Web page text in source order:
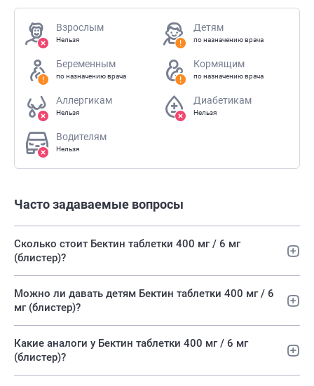
Взрослым
Нельзя
Детям
по назначению врача
Беременным
по назначению врача
Кормящим
по назначению врача
Аллергикам
Нельзя
Диабетикам
Нельзя
Водителям
Нельзя
Часто задаваемые вопросы
Сколько стоит Бектин таблетки 400 мг / 6 мг
(блистер)?
Можно ли давать детям Бектин таблетки 400 мг / 6
мг (блистер)?
Какие аналоги у Бектин таблетки 400 мг / 6 мг
(блистер)?